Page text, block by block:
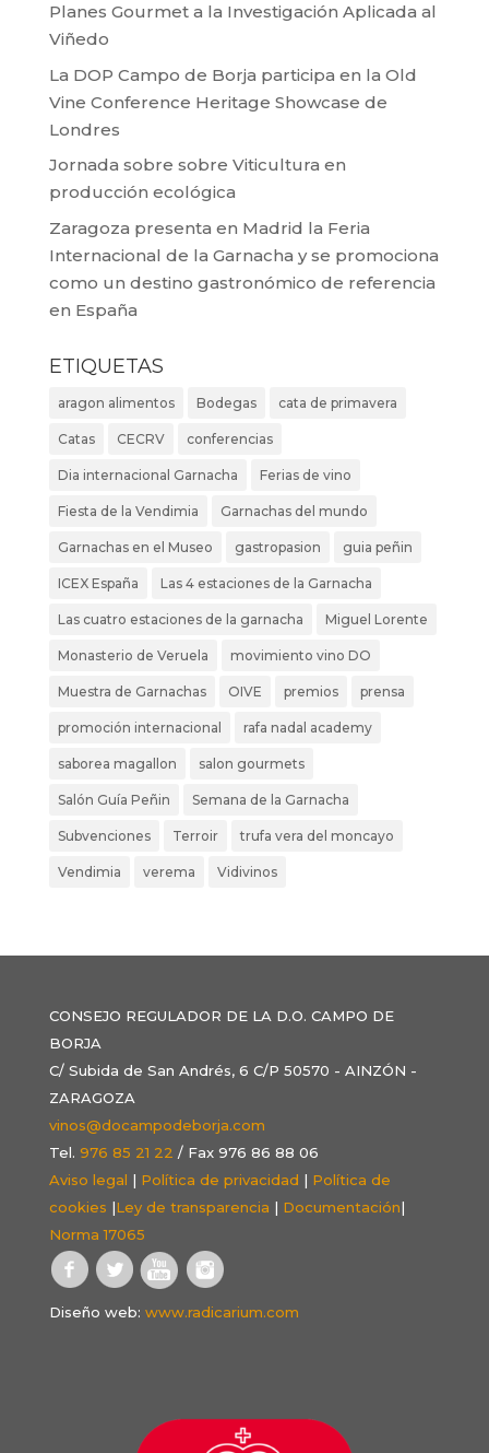
Planes Gourmet a la Investigación Aplicada al
Viñedo
La DOP Campo de Borja participa en la Old
Vine Conference Heritage Showcase de
Londres
Jornada sobre sobre Viticultura en
producción ecológica
Zaragoza presenta en Madrid la Feria
Internacional de la Garnacha y se promociona
como un destino gastronómico de referencia
en España
ETIQUETAS
aragon alimentos Bodegas cata de primavera
Catas CECRV conferencias
Dia internacional Garnacha Ferias de vino
Fiesta de la Vendimia Garnachas del mundo
Garnachas en el Museo gastropasion guia peñin
ICEX España Las 4 estaciones de la Garnacha
Las cuatro estaciones de la garnacha Miguel Lorente
Monasterio de Veruela movimiento vino DO
Muestra de Garnachas OIVE premios prensa
promoción internacional rafa nadal academy
saborea magallon salon gourmets
Salón Guía Peñin Semana de la Garnacha
Subvenciones Terroir trufa vera del moncayo
Vendimia verema Vidivinos
CONSEJO REGULADOR DE LA D.O. CAMPO DE
BORJA
C/ Subida de San Andrés, 6 C/P 50570 - AINZÓN -
ZARAGOZA
vinos@docampodeborja.com
Tel. 976 85 21 22 / Fax 976 86 88 06
Aviso legal | Política de privacidad | Política de
cookies |Ley de transparencia | Documentación|
Norma 17065
Diseño web: www.radicarium.com